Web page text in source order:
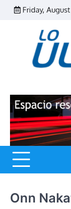
Skip
Friday,
Onn